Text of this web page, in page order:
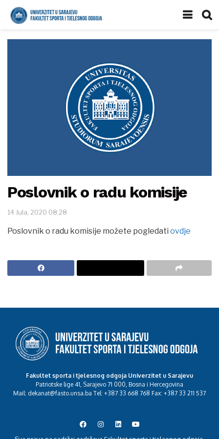
Poslovnik o radu komisije
14 Jula, 2020 08:28
Poslovnik o radu komisije možete pogledati ovdje
Fakultet sporta i tjelesnog odgoja Univerzitet u Sarajevu
Patriotske lige 41, Sarajevo 71 000, Bosna i Hercegovina
Mail: dekanat@fasto.unsa.ba Tel: +387 33 668 768 Fax: +387 33 211 537